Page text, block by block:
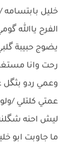
خليل بابتسامه
الفرح ياالله
يضوج حبيبة
رحت وانا
وعمي ردو بثگل
عمتي كلتلي /
ليش احنه
ما جاوبت ابو